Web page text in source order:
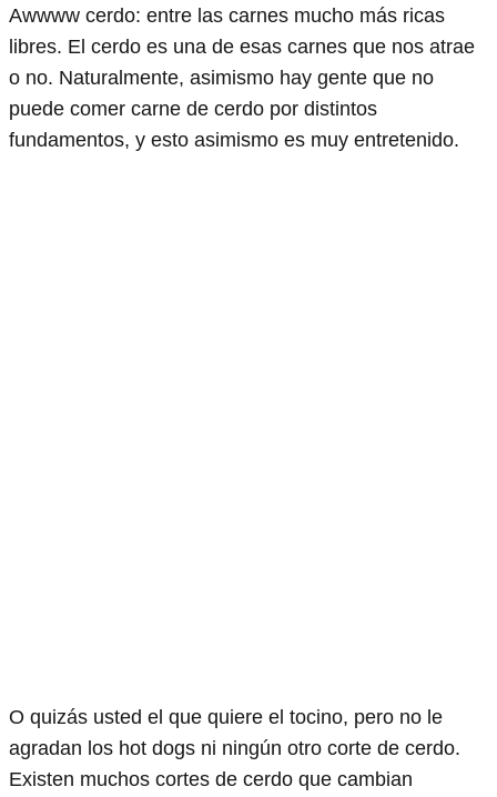
Awwww cerdo: entre las carnes mucho más ricas
libres. El cerdo es una de esas carnes que nos atrae
o no. Naturalmente, asimismo hay gente que no
puede comer carne de cerdo por distintos
fundamentos, y esto asimismo es muy entretenido.
O quizás usted el que quiere el tocino, pero no le
agradan los hot dogs ni ningún otro corte de cerdo.
Existen muchos cortes de cerdo que cambian